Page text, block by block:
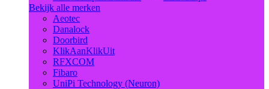
Bekijk alle merken
Aeotec
Danalock
Doorbird
KlikAanKlikUit
RFXCOM
Fibaro
UniPi Technology (Neuron)